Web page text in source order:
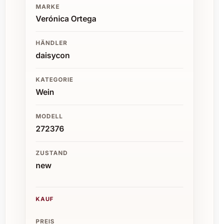
MARKE
Verónica Ortega
HÄNDLER
daisycon
KATEGORIE
Wein
MODELL
272376
ZUSTAND
new
KAUF
PREIS